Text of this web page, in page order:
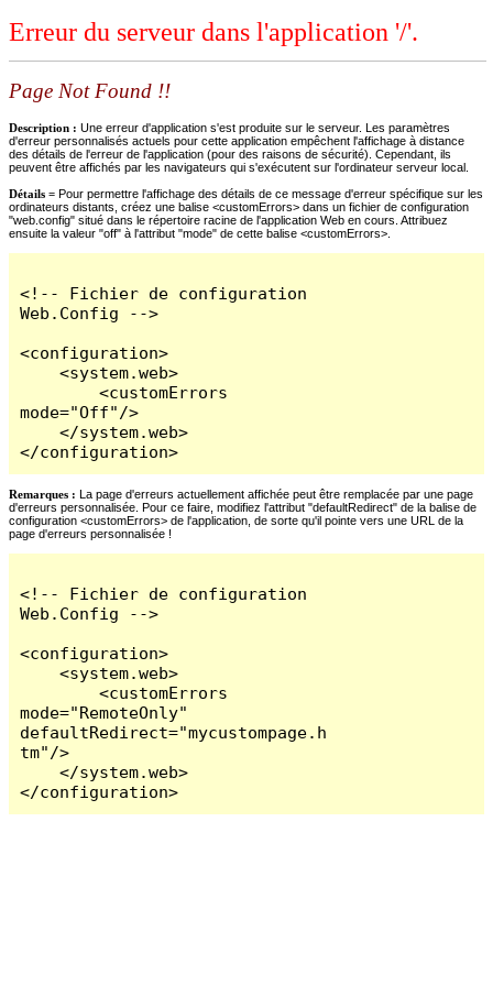
Erreur du serveur dans l'application '/'.
Page Not Found !!
Description : Une erreur d'application s'est produite sur le serveur. Les paramètres
d'erreur personnalisés actuels pour cette application empêchent l'affichage à distance
des détails de l'erreur de l'application (pour des raisons de sécurité). Cependant, ils
peuvent être affichés par les navigateurs qui s'exécutent sur l'ordinateur serveur local.
Détails = Pour permettre l'affichage des détails de ce message d'erreur spécifique sur les
ordinateurs distants, créez une balise <customErrors> dans un fichier de configuration
"web.config" situé dans le répertoire racine de l'application Web en cours. Attribuez
ensuite la valeur "off" à l'attribut "mode" de cette balise <customErrors>.
<!-- Fichier de configuration
Web.Config -->
<configuration>
    <system.web>
        <customErrors
mode="Off"/>
    </system.web>
</configuration>
Remarques : La page d'erreurs actuellement affichée peut être remplacée par une page
d'erreurs personnalisée. Pour ce faire, modifiez l'attribut "defaultRedirect" de la balise de
configuration <customErrors> de l'application, de sorte qu'il pointe vers une URL de la
page d'erreurs personnalisée !
<!-- Fichier de configuration
Web.Config -->
<configuration>
    <system.web>
        <customErrors
mode="RemoteOnly"
defaultRedirect="mycustompage.h
tm"/>
    </system.web>
</configuration>